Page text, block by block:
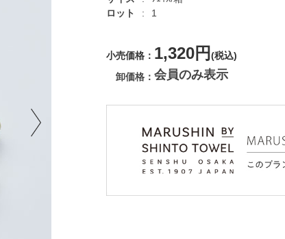
ロット
1
小売価格 1,320円 (税込)
卸価格
会員のみ表示